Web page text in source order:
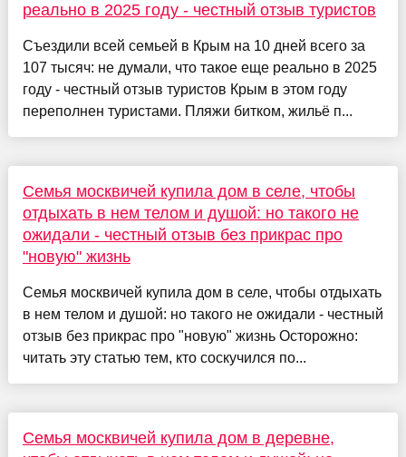
реально в 2025 году - честный отзыв туристов
Съездили всей семьей в Крым на 10 дней всего за
107 тысяч: не думали, что такое еще реально в 2025
году - честный отзыв туристов Крым в этом году
переполнен туристами. Пляжи битком, жильё п...
Семья москвичей купила дом в селе, чтобы
отдыхать в нем телом и душой: но такого не
ожидали - честный отзыв без прикрас про
"новую" жизнь
Семья москвичей купила дом в селе, чтобы отдыхать
в нем телом и душой: но такого не ожидали - честный
отзыв без прикрас про "новую" жизнь Осторожно:
читать эту статью тем, кто соскучился по...
Семья москвичей купила дом в деревне,